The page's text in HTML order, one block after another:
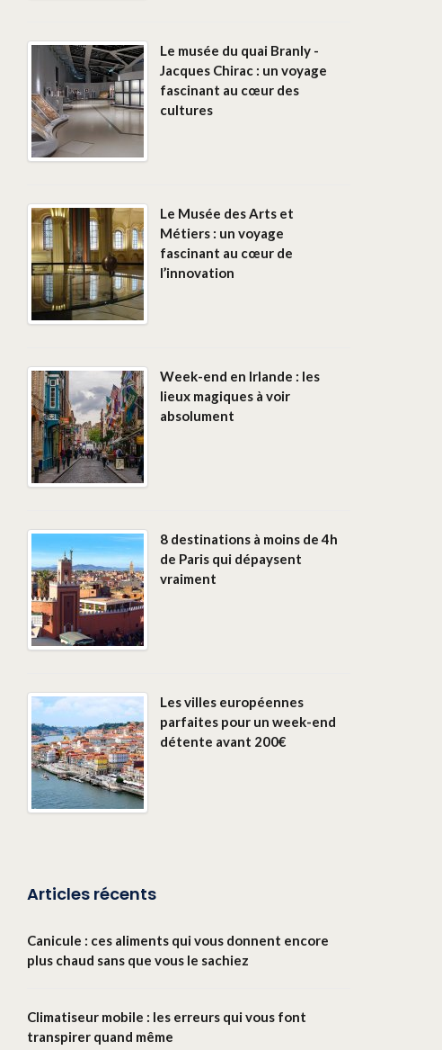
Le musée du quai Branly -
Jacques Chirac : un voyage
fascinant au cœur des
cultures
Le Musée des Arts et
Métiers : un voyage
fascinant au cœur de
l’innovation
Week-end en Irlande : les
lieux magiques à voir
absolument
8 destinations à moins de 4h
de Paris qui dépaysent
vraiment
Les villes européennes
parfaites pour un week-end
détente avant 200€
Articles récents
Canicule : ces aliments qui vous donnent encore
plus chaud sans que vous le sachiez
Climatiseur mobile : les erreurs qui vous font
transpirer quand même